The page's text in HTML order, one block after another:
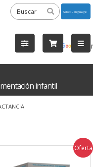
by
infantil
Oferta